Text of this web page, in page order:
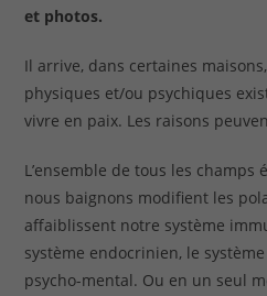
et photos.
Il arrive, dans certaines
physiques et/ou psychiques
vivre en paix. Les raisons
L’ensemble de tous les
nous baignons modifient les
affaiblissent notre système
système endocrinien, le
psycho-mental. Ou en un seul